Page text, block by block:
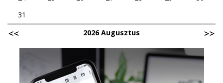
31
2026 Augusztus